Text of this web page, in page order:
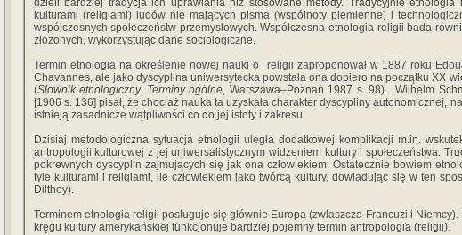
dzieli bardziej tradycja ich uprawiania niż stosowane metody. Tradycyjnie etnologia
kulturami (religiami) ludów nie mających pisma (wspólnoty plemienne) i
współczesnych społeczeństw przemysłowych. Współczesna etnologia religii bada
złożonych, wykorzystując dane socjologiczne.
Termin etnologia na określenie nowej nauki o religii zaproponował w 1887 roku
Chavannes, ale jako dyscyplina uniwersytecka powstała ona dopiero na początku XX
(Słownik etnologiczny. Terminy ogólne, Warszawa–Poznań 1987 s. 98). Wilhelm
[1906 s. 136] pisał, że chociaż nauka ta uzyskała charakter dyscypliny autonomicznej,
istnieją zasadnicze wątpliwości co do jej istoty i zakresu.
Dzisiaj metodologiczna sytuacja etnologii uległa dodatkowej komplikacji m.in.
antropologii kulturowej z jej uniwersalistycznym widzeniem kultury i społeczeństwa.
pokrewnych dyscyplin zajmujących się jak ona człowiekiem. Ostatecznie bowiem
tyle kulturami i religiami, ile człowiekiem jako twórcą kultury, dowiadując się w ten
Dilthey).
Terminem etnologia religii posługuje się głównie Europa (zwłaszcza Francuzi i
kręgu kultury amerykańskiej funkcjonuje bardziej pojemny termin antropologia (religii).